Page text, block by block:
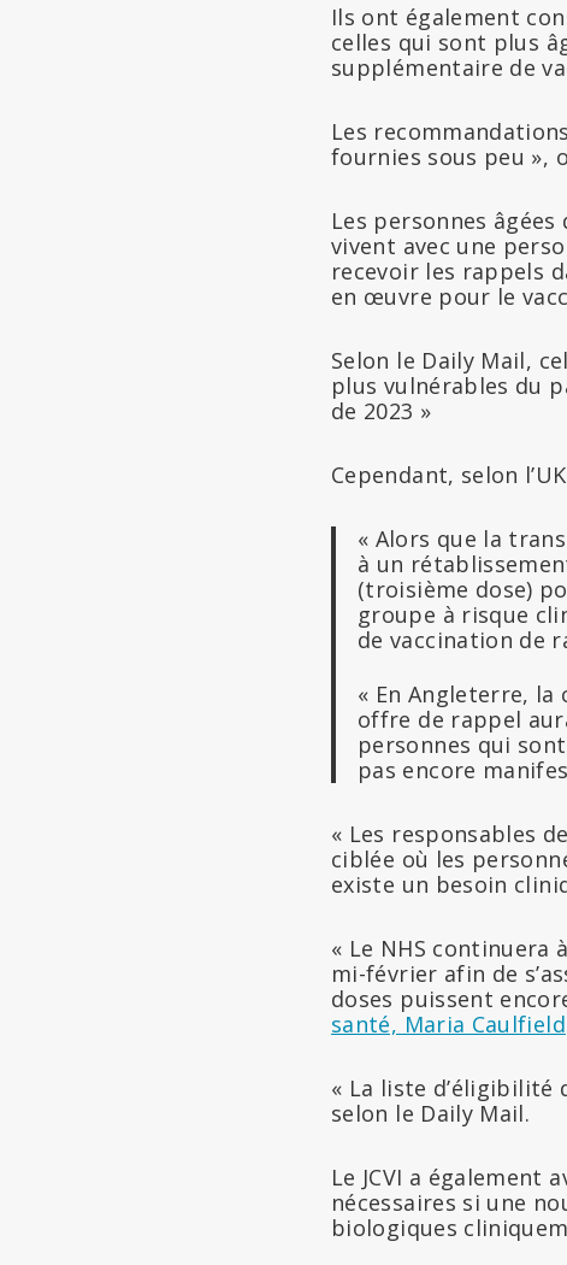
Ils ont également
celles qui sont plus
supplémentaire de
Les
fournies sous peu »,
Les personnes
vivent avec une
recevoir les rappels
en œuvre pour le
Selon le Daily Mail,
plus vulnérables du
de 2023 »
Cependant, selon
« Alors que la
à un
(troisième dose)
groupe à risque
de vaccination de
« En Angleterre,
offre de rappel
personnes qui
pas encore
« Les responsables
ciblée où les
existe un besoin
« Le NHS
mi-février afin de
doses puissent
santé, Maria Caulfield
« La liste d’éligibilité
selon le Daily Mail.
Le JCVI a également
nécessaires si une
biologiques